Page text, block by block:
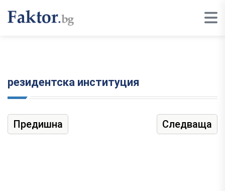
резидентска институция
Предишна Следваща